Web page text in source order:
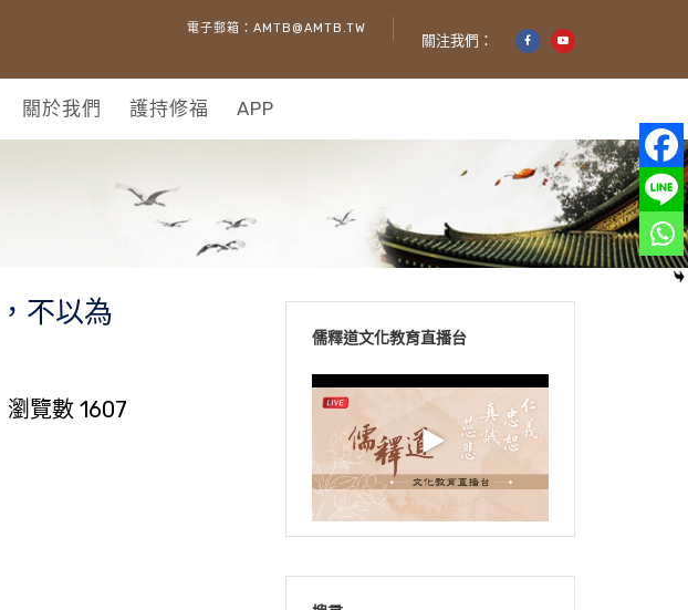
電子郵箱：AMTB@AMTB.TW
關注我們：
關於我們 護持修福 APP
不以為
瀏覽數 1607
儒釋道文化教育直播台